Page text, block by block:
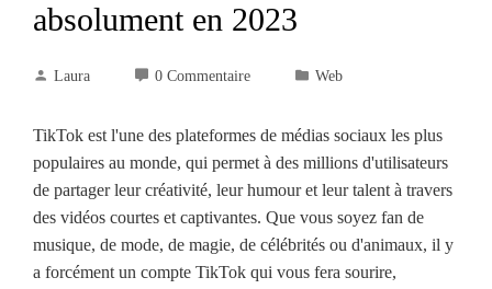
absolument en 2023
Laura 0 Commentaire Web
TikTok est l'une des plateformes de médias sociaux les plus
populaires au monde, qui permet à des millions d'utilisateurs
de partager leur créativité, leur humour et leur talent à travers
des vidéos courtes et captivantes. Que vous soyez fan de
musique, de mode, de magie, de célébrités ou d'animaux, il y
a forcément un compte TikTok qui vous fera sourire,